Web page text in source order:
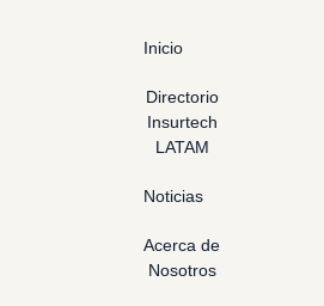
Inicio
Directorio
Insurtech
LATAM
Noticias
Acerca de
Nosotros